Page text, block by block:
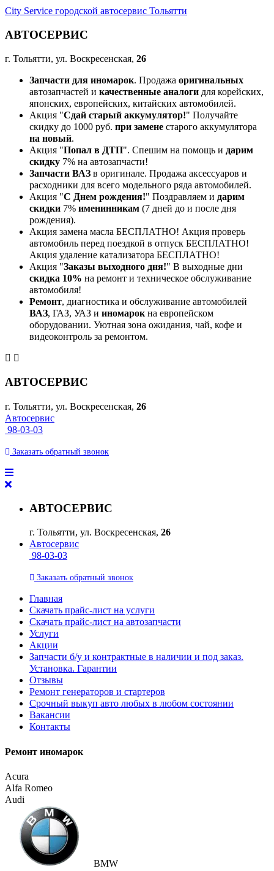
City Service городской автосервис Тольятти
АВТОСЕРВИС
г. Тольятти, ул. Воскресенская, 26
Запчасти для иномарок. Продажа оригинальных
автозапчастей и качественные аналоги для корейских,
японских, европейских, китайских автомобилей.
Акция "Сдай старый аккумулятор!" Получайте
скидку до 1000 руб. при замене старого аккумулятора
на новый.
Акция "Попал в ДТП". Спешим на помощь и дарим
скидку 7% на автозапчасти!
Запчасти ВАЗ в оригинале. Продажа аксессуаров и
расходники для всего модельного ряда автомобилей.
Акция "С Днем рождения!" Поздравляем и дарим
скидки 7% именинникам (7 дней до и после дня
рождения).
Акция замена масла БЕСПЛАТНО! Акция проверь
автомобиль перед поездкой в отпуск БЕСПЛАТНО!
Акция удаление катализатора БЕСПЛАТНО!
Акция "Заказы выходного дня!" В выходные дни
скидка 10% на ремонт и техническое обслуживание
автомобиля!
Ремонт, диагностика и обслуживание автомобилей
ВАЗ, ГАЗ, УАЗ и иномарокна европейском
оборудовании. Уютная зона ожидания, чай, кофе и
видеоконтроль за ремонтом.
АВТОСЕРВИС
г. Тольятти, ул. Воскресенская, 26
Автосервис
98-03-03
Заказать обратный звонок
АВТОСЕРВИС
г. Тольятти, ул. Воскресенская, 26
Автосервис
98-03-03
Заказать обратный звонок
Главная
Скачать прайс-лист на услуги
Скачать прайс-лист на автозапчасти
Услуги
Акции
Запчасти б/у и контрактные в наличии и под заказ.
Установка. Гарантии
Отзывы
Ремонт генераторов и стартеров
Cрочный выкуп авто любых в любом состоянии
Вакансии
Контакты
Ремонт иномарок
Acura
Alfa Romeo
Audi
BMW